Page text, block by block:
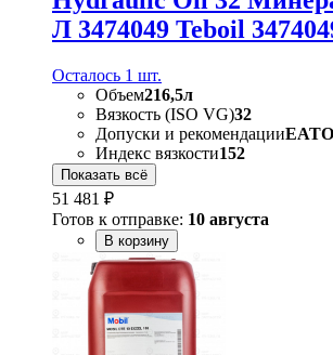
Л 3474049 Teboil
Осталось 1 шт.
Объем216,5л
Вязкость (ISO VG)32
Допуски и рекомендации
Индекс вязкости152
Показать всё
51 481 ₽
Готов к отправке: 10 августа
В корзину